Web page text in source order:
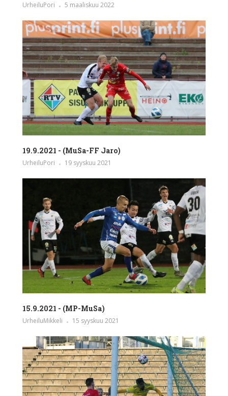
UrheiluPori 5 maaliskuu 2022
19.9.2021 - (MuSa-FF Jaro)
UrheiluPori 19 syyskuu 2021
15.9.2021 - (MP-MuSa)
UrheiluMikkeli 15 syyskuu 2021